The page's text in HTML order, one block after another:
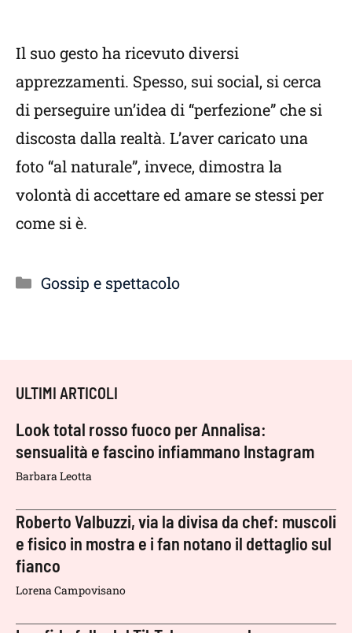
Il suo gesto ha ricevuto diversi
apprezzamenti. Spesso, sui social, si cerca
di perseguire un’idea di “perfezione” che si
discosta dalla realtà. L’aver caricato una
foto “al naturale”, invece, dimostra la
volontà di accettare ed amare se stessi per
come si è.
Categorie
Gossip e spettacolo
ULTIMI ARTICOLI
Look total rosso fuoco per Annalisa:
sensualità e fascino infiammano Instagram
Barbara Leotta
Roberto Valbuzzi, via la divisa da chef: muscoli
e fisico in mostra e i fan notano il dettaglio sul
fianco
Lorena Campovisano